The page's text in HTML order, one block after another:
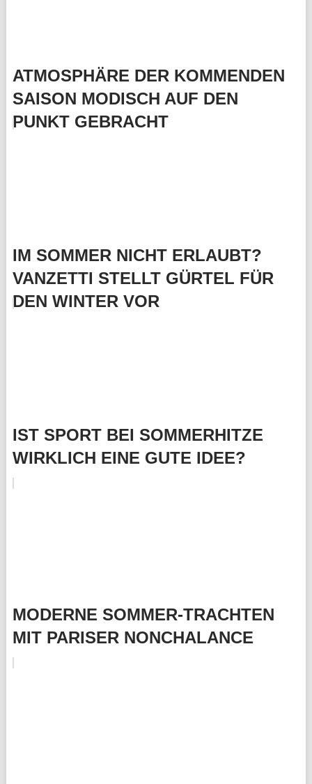
ATMOSPHÄRE DER KOMMENDEN
SAISON MODISCH AUF DEN
PUNKT GEBRACHT
IM SOMMER NICHT ERLAUBT?
VANZETTI STELLT GÜRTEL FÜR
DEN WINTER VOR
IST SPORT BEI SOMMERHITZE
WIRKLICH EINE GUTE IDEE?
MODERNE SOMMER-TRACHTEN
MIT PARISER NONCHALANCE